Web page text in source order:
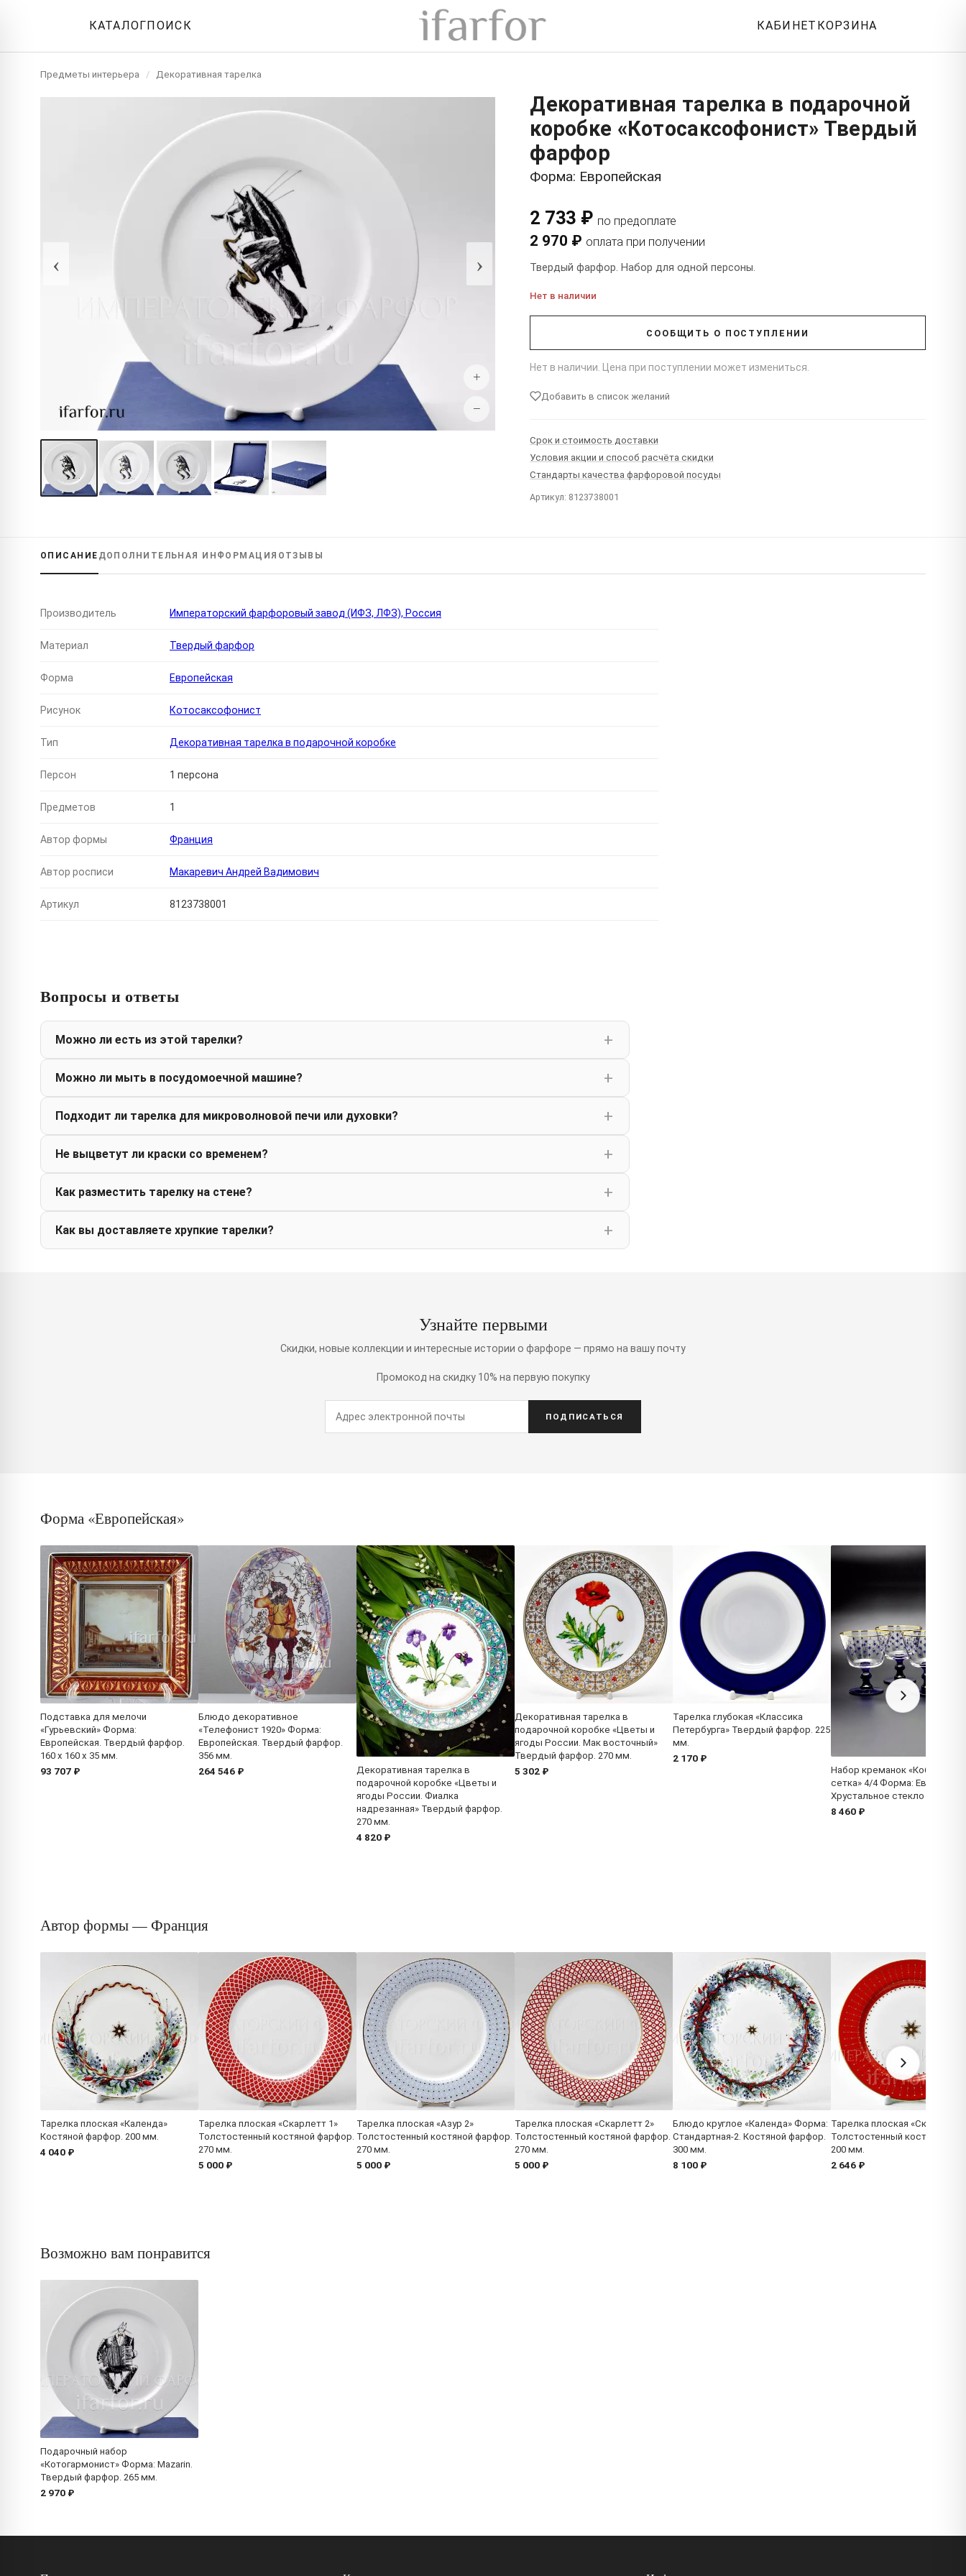
КАТАЛОГПОИСК КАБИНЕТ КОРЗИНА
Предметы интерьера / Декоративная тарелка
‹ ›
+
−
Декоративная тарелка в подарочной
коробке «Котосаксофонист» Твердый
фарфор
Форма: Европейская
2 733 ₽ по предоплате
2 970 ₽ оплата при получении
Твердый фарфор. Набор для одной персоны.
Нет в наличии
СООБЩИТЬ О ПОСТУПЛЕНИИ
Нет в наличии. Цена при поступлении может измениться.
Добавить в список желаний
Срок и стоимость доставки
Условия акции и способ расчёта скидки
Стандарты качества фарфоровой посуды
Артикул: 8123738001
ОПИСАНИЕ ДОПОЛНИТЕЛЬНАЯ ИНФОРМАЦИЯ ОТЗЫВЫ
Производитель Императорский фарфоровый завод (ИФЗ, ЛФЗ), Россия
Материал Твердый фарфор
Форма Европейская
Рисунок Котосаксофонист
Тип Декоративная тарелка в подарочной коробке
Персон 1 персона
Предметов 1
Автор формы Франция
Автор росписи Макаревич Андрей Вадимович
Артикул 8123738001
Вопросы и ответы
Можно ли есть из этой тарелки?
Можно ли мыть в посудомоечной машине?
Подходит ли тарелка для микроволновой печи или духовки?
Не выцветут ли краски со временем?
Как разместить тарелку на стене?
Как вы доставляете хрупкие тарелки?
Узнайте первыми
Скидки, новые коллекции и интересные истории о фарфоре — прямо на вашу почту
Промокод на скидку 10% на первую покупку
ПОДПИСАТЬСЯ
Форма «Европейская»
Подставка для мелочи
«Гурьевский» Форма:
Европейская. Твердый фарфор.
160 x 160 x 35 мм.
93 707 ₽
Блюдо декоративное
«Телефонист 1920» Форма:
Европейская. Твердый фарфор.
356 мм.
264 546 ₽
Декоративная тарелка в
подарочной коробке «Цветы и
ягоды России. Фиалка
надрезанная» Твердый фарфор.
270 мм.
4 820 ₽
Декоративная тарелка в
подарочной коробке «Цветы и
ягоды России. Мак восточный»
Твердый фарфор. 270 мм.
5 302 ₽
Тарелка глубокая «Классика
Петербурга» Твердый фарфор. 225
мм.
2 170 ₽
Набор креманок
сетка» 4/4 Форма:
Хрустальное стекло
8 460 ₽
Автор формы — Франция
Тарелка плоская «Календа»
Костяной фарфор. 200 мм.
4 040 ₽
Тарелка плоская «Скарлетт 1»
Толстостенный костяной фарфор.
270 мм.
5 000 ₽
Тарелка плоская «Азур 2»
Толстостенный костяной фарфор.
270 мм.
5 000 ₽
Тарелка плоская «Скарлетт 2»
Толстостенный костяной фарфор.
270 мм.
5 000 ₽
Блюдо круглое «Календа» Форма:
Стандартная-2. Костяной фарфор.
300 мм.
8 100 ₽
Тарелка плоская «Скарлетт»
Толстостенный костяной
200 мм.
2 646 ₽
Возможно вам понравится
Подарочный набор
«Котогармонист» Форма: Mazarin.
Твердый фарфор. 265 мм.
2 970 ₽